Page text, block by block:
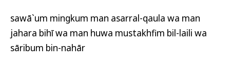
sawā`um mingkum man asarral-qaula wa man
jahara bihī wa man huwa mustakhfim bil-laili wa
sāribum bin-nahār